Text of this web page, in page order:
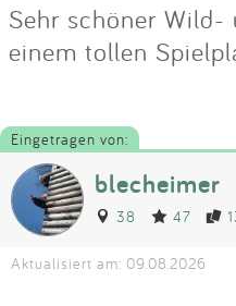
Sehr schöner
einem tollen
Eingetragen von:
blecheimer
38 47
Aktualisiert am: 09.08.2026